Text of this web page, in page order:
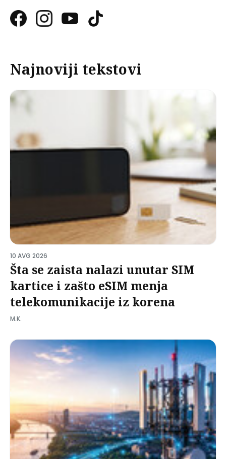
Najnoviji tekstovi
10 AVG 2026
Šta se zaista nalazi unutar SIM
kartice i zašto eSIM menja
telekomunikacije iz korena
M.K.